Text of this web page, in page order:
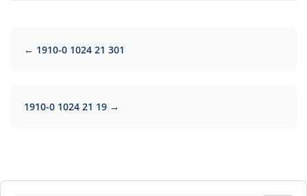
← 1910-0 1024 21 301
1910-0 1024 21 19 →